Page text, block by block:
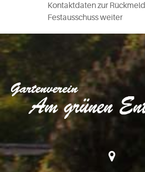
Kontaktdaten zur
Festausschuss weiter